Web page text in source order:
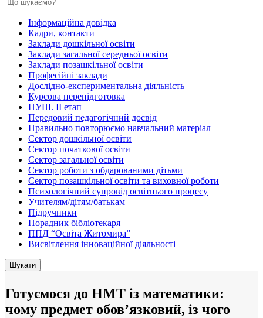
Інформаційна довідка
Кадри, контакти
Заклади дошкільної освіти
Заклади загальної середньої освіти
Заклади позашкільної освіти
Професійні заклади
Дослідно-експериментальна діяльність
Курсова перепідготовка
НУШ. ІІ етап
Передовий педагогічний досвід
Правильно повторюємо навчальний матеріал
Сектор дошкільної освіти
Сектор початкової освіти
Сектор загальної освіти
Сектор роботи з обдарованими дітьми
Сектор позашкільної освіти та виховної роботи
Психологічний супровід освітнього процесу
Учителям/дітям/батькам
Підручники
Порадник бібліотекаря
ППД “Освіта Житомира”
Висвітлення інноваційної діяльності
Готуємося до НМТ із математики:
чому предмет обовʼязковий, із чого